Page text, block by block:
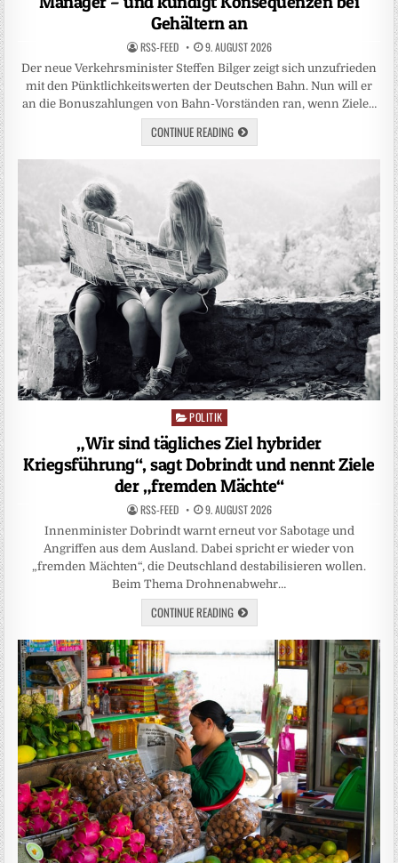
Gehältern an
RSS-FEED 9. AUGUST 2026
Der neue Verkehrsminister Steffen Bilger zeigt sich unzufrieden
mit den Pünktlichkeitswerten der Deutschen Bahn. Nun will er
an die Bonuszahlungen von Bahn-Vorständen ran, wenn Ziele…
CONTINUE READING
Posted
in
POLITIK
„Wir sind tägliches Ziel hybrider
Kriegsführung“, sagt Dobrindt und nennt Ziele
der „fremden Mächte“
RSS-FEED 9. AUGUST 2026
Innenminister Dobrindt warnt erneut vor Sabotage und
Angriffen aus dem Ausland. Dabei spricht er wieder von
„fremden Mächten“, die Deutschland destabilisieren wollen.
Beim Thema Drohnenabwehr…
CONTINUE READING